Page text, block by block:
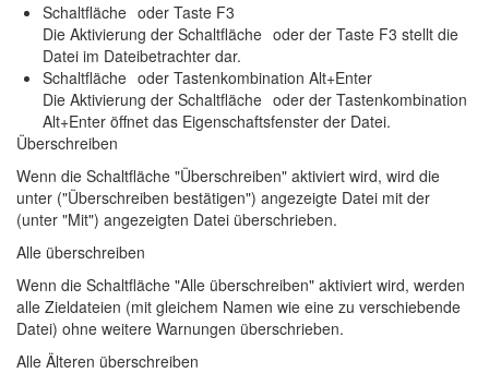
Schaltfläche oder Taste F3
Die Aktivierung der Schaltfläche oder der Taste F3 stellt die
Datei im Dateibetrachter dar.
Schaltfläche oder Tastenkombination Alt+Enter
Die Aktivierung der Schaltfläche oder der Tastenkombination
Alt+Enter öffnet das Eigenschaftsfenster der Datei.
Überschreiben
Wenn die Schaltfläche "Überschreiben" aktiviert wird, wird die
unter ("Überschreiben bestätigen") angezeigte Datei mit der
(unter "Mit") angezeigten Datei überschrieben.
Alle überschreiben
Wenn die Schaltfläche "Alle überschreiben" aktiviert wird, werden
alle Zieldateien (mit gleichem Namen wie eine zu verschiebende
Datei) ohne weitere Warnungen überschrieben.
Alle Älteren überschreiben